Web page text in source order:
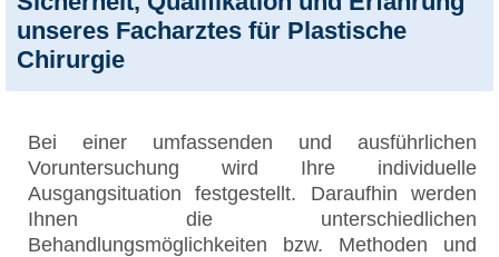
unseres Facharztes für Plastische
Chirurgie
Bei einer umfassenden und ausführlichen
Voruntersuchung wird Ihre individuelle
Ausgangsituation festgestellt. Daraufhin werden
Ihnen die unterschiedlichen
Behandlungsmöglichkeiten bzw. Methoden und